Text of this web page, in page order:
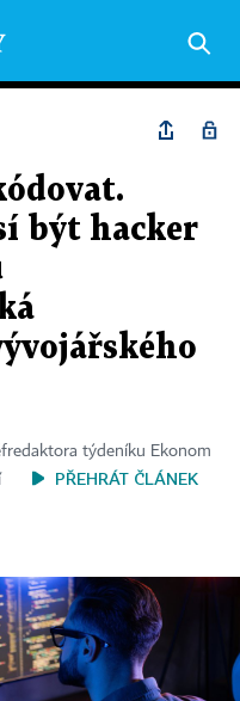
být hacker
týdeníku Ekonom
PŘEHRÁT ČLÁNEK